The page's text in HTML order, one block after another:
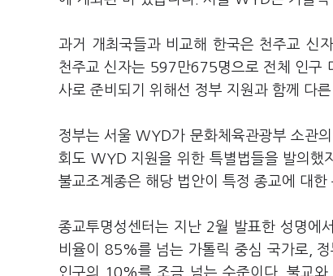
과거 개최국들과 비교해 한국은 천주교 신
천주교 신자는 597만675명으로 전체 인구
사로 준비되기 위해선 정부 지원과 함께 다
정부는 서울 WYD가 문화체육관광부 소관
회도 WYD 지원을 위한 특별법들을 발의했
불교조계종은 해당 법안이 특정 종교에 대
종교투명성센터는 지난 2월 발표한 성명에
비율이 85%를 넘는 가톨릭 중심 국가로, 정
인구의 10%를 조금 넘는 수준이다. 불교